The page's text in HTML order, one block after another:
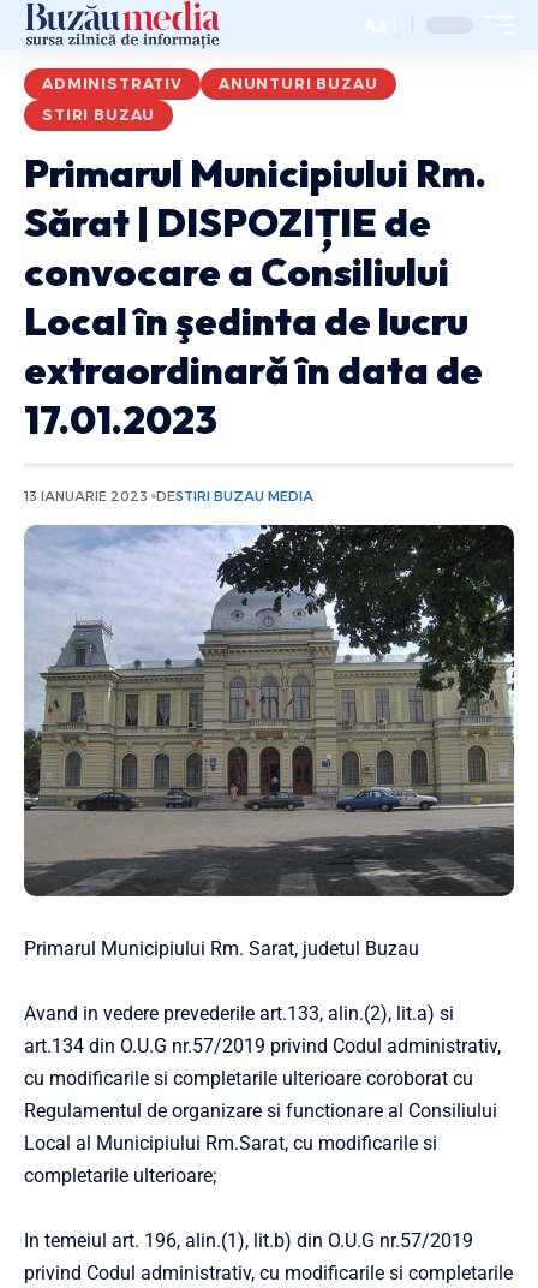
Aa
ADMINISTRATIV
ANUNTURI BUZAU
STIRI BUZAU
Primarul Municipiului Rm.
Sărat | DISPOZIȚIE de
convocare a Consiliului
Local în şedinta de lucru
extraordinară în data de
17.01.2023
13 IANUARIE 2023 DESTIRI BUZAU MEDIA
Primarul Municipiului Rm. Sarat, judetul Buzau
Avand in vedere prevederile art.133, alin.(2), lit.a) si
art.134 din O.U.G nr.57/2019 privind Codul administrativ,
cu modificarile si completarile ulterioare coroborat cu
Regulamentul de organizare si functionare al Consiliului
Local al Municipiului Rm.Sarat, cu modificarile si
completarile ulterioare;
In temeiul art. 196, alin.(1), lit.b) din O.U.G nr.57/2019
privind Codul administrativ, cu modificarile si completarile